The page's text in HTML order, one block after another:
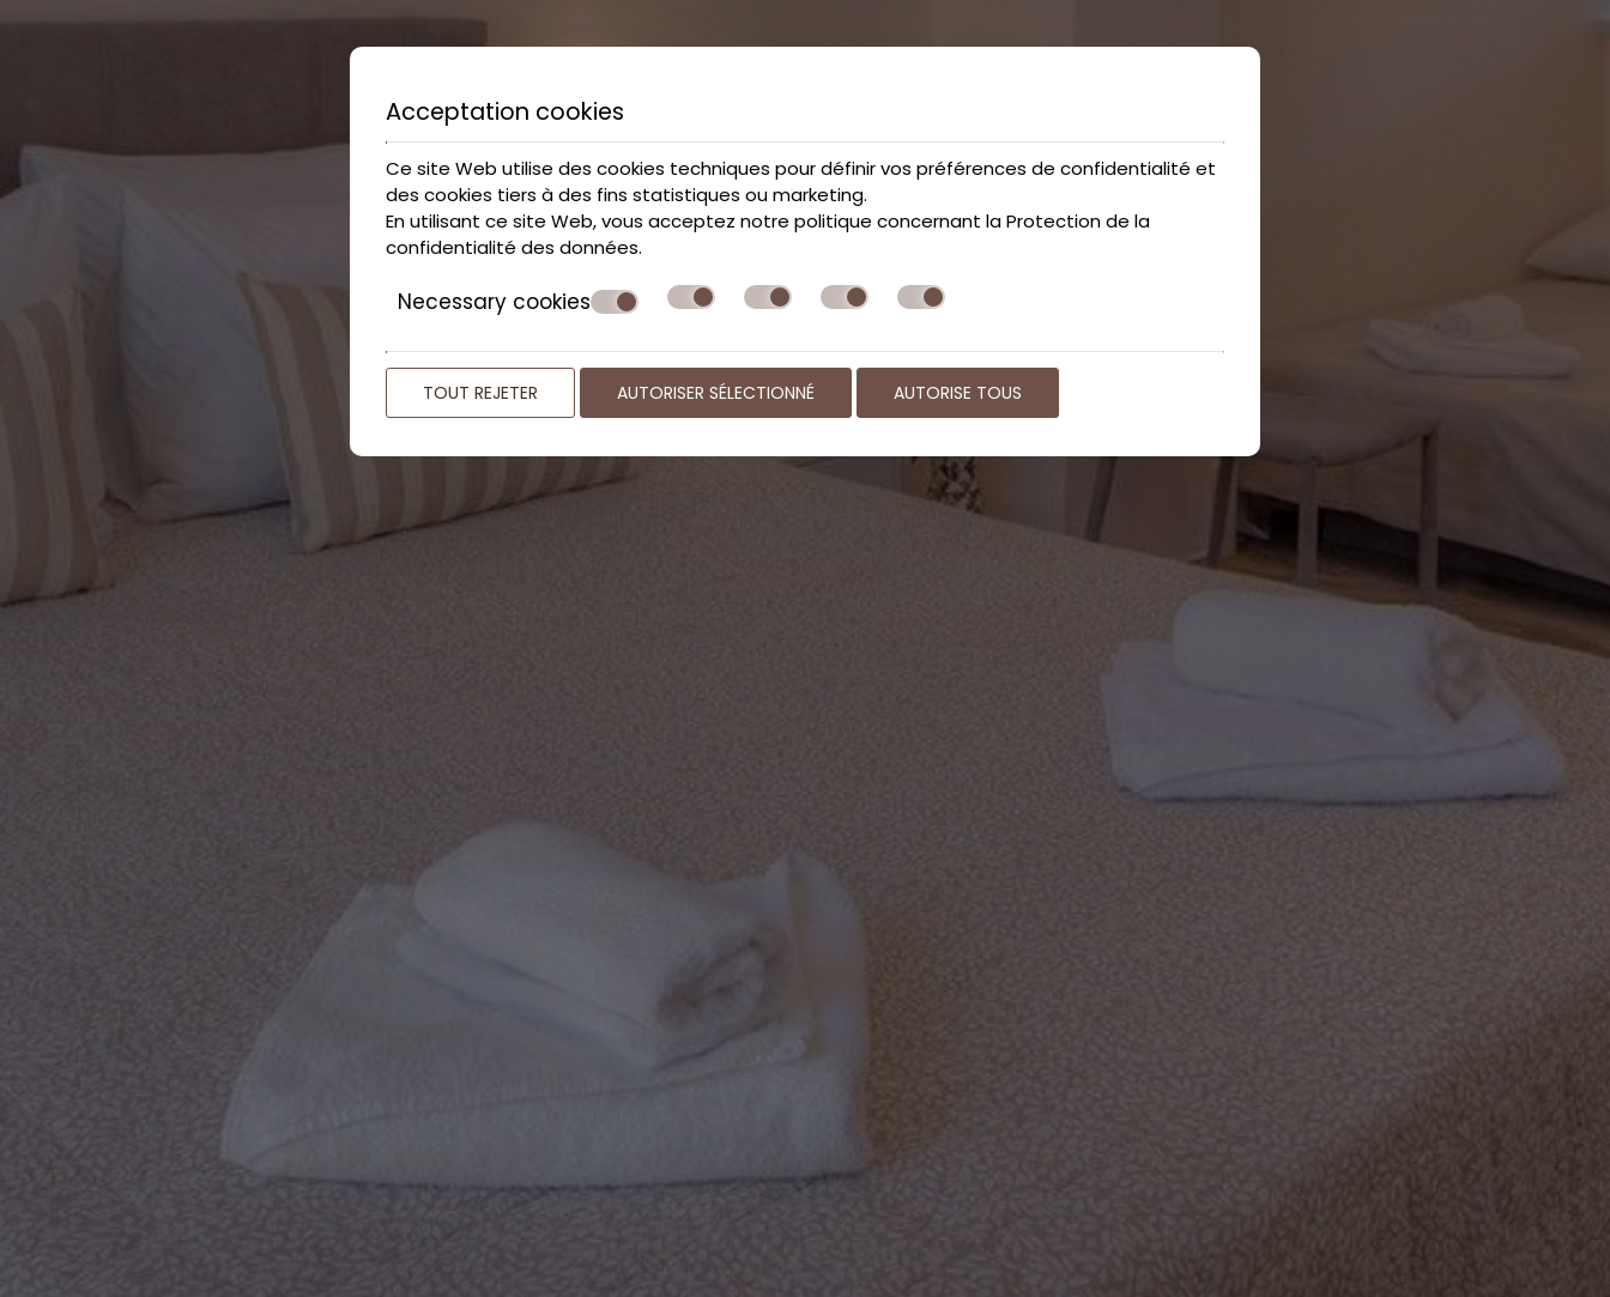
Acceptation cookies
Ce site Web utilise des cookies techniques pour définir vos préférences de confidentialité et
des cookies tiers à des fins statistiques ou marketing.
En utilisant ce site Web, vous acceptez notre politique concernant laProtection de la
confidentialité des données.
Necessary cookies
TOUT REJETER AUTORISER SÉLECTIONNÉ AUTORISE TOUS